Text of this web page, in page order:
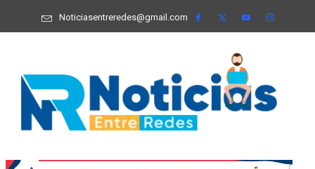
Noticiasentreredes@gmail.com